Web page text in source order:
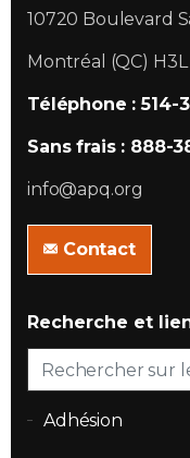
10720 Boulevard
Montréal (QC)
Téléphone : 514-
Sans frais : 888-
info@apq.org
Contact
Recherche et
Adhésion